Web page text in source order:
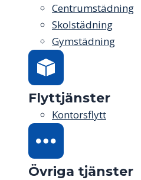
Centrumstädning
Skolstädning
Gymstädning
Flyttjänster
Kontorsflytt
Övriga tjänster